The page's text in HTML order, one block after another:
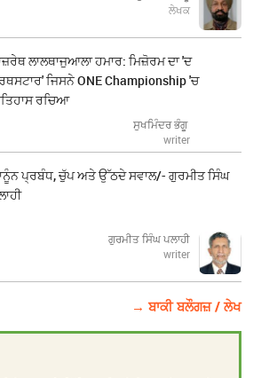
ਲੇਖਕ
ਲਾਲਥਾਜੁਆਲਾ ਹਮਾਰ: ਮਿਜ਼ੋਰਮ ਦਾ 'ਦ
ਜਿਸਨੇ ONE Championship 'ਚ
ਰਚਿਆ
ਸੁਖਮਿੰਦਰ ਭੰਗੂ
writer
ਪ੍ਰਬੰਧ, ਚੁੱਪ ਅਤੇ ਉੱਠਦੇ ਸਵਾਲ/- ਗੁਰਮੀਤ ਸਿੰਘ
ਗੁਰਮੀਤ ਸਿੰਘ ਪਲਾਹੀ
writer
→ ਬਾਕੀ ਬਲੌਗਜ਼ / ਲੇਖ